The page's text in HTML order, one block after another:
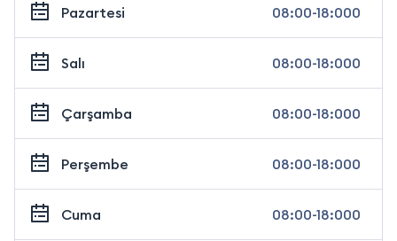
Pazartesi 08:00-18:000
Salı 08:00-18:000
Çarşamba 08:00-18:000
Perşembe 08:00-18:000
Cuma 08:00-18:000